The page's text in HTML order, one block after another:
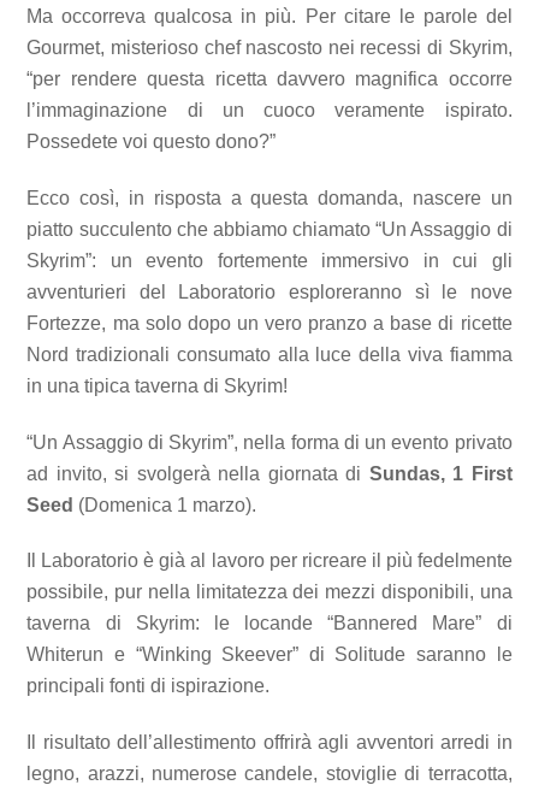
Ma occorreva qualcosa in più. Per citare le parole del
Gourmet, misterioso chef nascosto nei recessi di Skyrim,
“per rendere questa ricetta davvero magnifica occorre
l’immaginazione di un cuoco veramente ispirato.
Possedete voi questo dono?”
Ecco così, in risposta a questa domanda, nascere un
piatto succulento che abbiamo chiamato “Un Assaggio di
Skyrim”: un evento fortemente immersivo in cui gli
avventurieri del Laboratorio esploreranno sì le nove
Fortezze, ma solo dopo un vero pranzo a base di ricette
Nord tradizionali consumato alla luce della viva fiamma
in una tipica taverna di Skyrim!
“Un Assaggio di Skyrim”, nella forma di un evento privato
ad invito, si svolgerà nella giornata di Sundas, 1 First
Seed (Domenica 1 marzo).
Il Laboratorio è già al lavoro per ricreare il più fedelmente
possibile, pur nella limitatezza dei mezzi disponibili, una
taverna di Skyrim: le locande “Bannered Mare” di
Whiterun e “Winking Skeever” di Solitude saranno le
principali fonti di ispirazione.
Il risultato dell’allestimento offrirà agli avventori arredi in
legno, arazzi, numerose candele, stoviglie di terracotta,